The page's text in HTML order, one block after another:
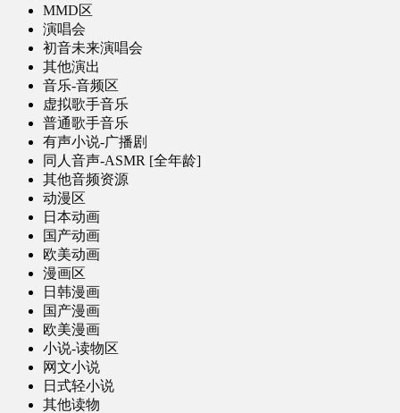
MMD区
演唱会
初音未来演唱会
其他演出
音乐-音频区
虚拟歌手音乐
普通歌手音乐
有声小说-广播剧
同人音声-ASMR [全年龄]
其他音频资源
动漫区
日本动画
国产动画
欧美动画
漫画区
日韩漫画
国产漫画
欧美漫画
小说-读物区
网文小说
日式轻小说
其他读物